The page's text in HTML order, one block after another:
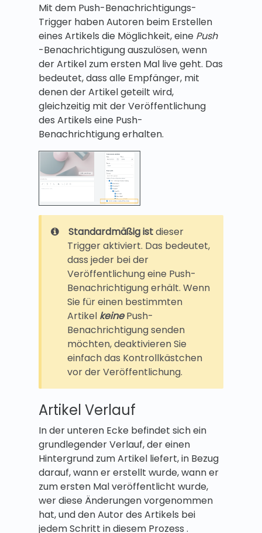
Mit dem Push-Benachrichtigungs-
Trigger haben Autoren beim Erstellen
eines Artikels die Möglichkeit, eine Push
-Benachrichtigung auszulösen, wenn
der Artikel zum ersten Mal live geht. Das
bedeutet, dass alle Empfänger, mit
denen der Artikel geteilt wird,
gleichzeitig mit der Veröffentlichung
des Artikels eine Push-
Benachrichtigung erhalten.
Standardmäßig istdieser
Trigger aktiviert. Das bedeutet,
dass jeder bei der
Veröffentlichung eine Push-
Benachrichtigung erhält. Wenn
Sie für einen bestimmten
Artikel keinePush-
Benachrichtigung senden
möchten, deaktivieren Sie
einfach das Kontrollkästchen
vor der Veröffentlichung.
Artikel Verlauf
In der unteren Ecke befindet sich ein
grundlegender Verlauf, der einen
Hintergrund zum Artikel liefert, in Bezug
darauf, wann er erstellt wurde, wann er
zum ersten Mal veröffentlicht wurde,
wer diese Änderungen vorgenommen
hat, und den Autor des Artikels bei
jedem Schritt in diesem Prozess .